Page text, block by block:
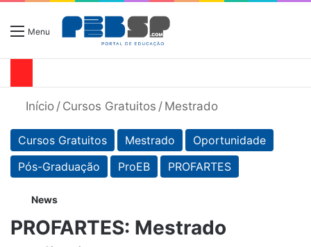
Menu
Início / Cursos Gratuitos / Mestrado
Cursos Gratuitos Mestrado
Oportunidade
Pós-Graduação
ProEB PROFARTES
News
PROFARTES: Mestrado